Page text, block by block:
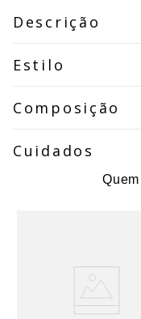
Descrição
Estilo
Composição
Cuidados